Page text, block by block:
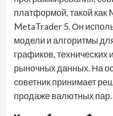
платформой, такой как
MetaTrader 5. Он
модели и алгоритмы
графиков, технических
рыночных данных. На
советник принимает
продаже валютных пар.